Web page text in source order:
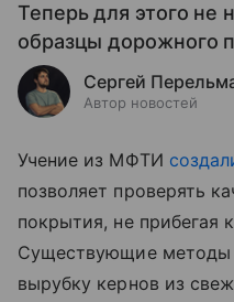
Теперь для этого не
образцы дорожного
Сергей
Автор новостей
Учение из МФТИ
позволяет проверять
покрытия, не прибегая
Существующие методы
вырубку кернов из